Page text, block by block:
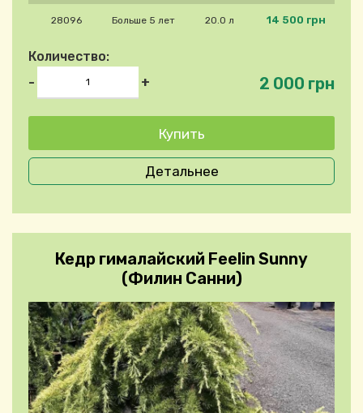
28096 Больше 5 лет 20.0 л 14 500 грн
Количество:
-
+ 2 000 грн
Детальнее
Кедр гималайский Feelin Sunny
(Филин Санни)